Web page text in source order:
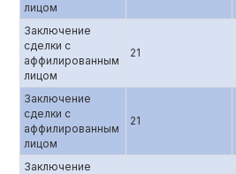
лицом
Заключение
сделки с
аффилированным
лицом
21
Заключение
сделки с
аффилированным
лицом
21
Заключение